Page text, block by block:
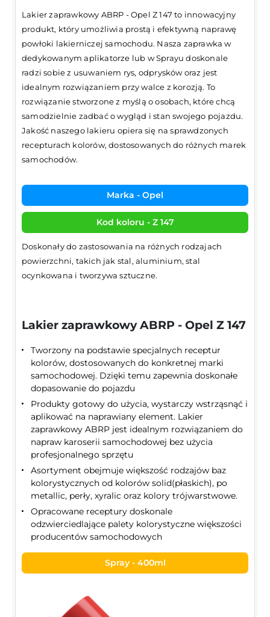
Lakier zaprawkowy ABRP - Opel Z 147 to innowacyjny
produkt, który umożliwia prostą i efektywną naprawę
powłoki lakierniczej samochodu. Nasza zaprawka w
dedykowanym aplikatorze lub w Sprayu doskonale
radzi sobie z usuwaniem rys, odprysków oraz jest
idealnym rozwiązaniem przy walce z korozją. To
rozwiązanie stworzone z myślą o osobach, które chcą
samodzielnie zadbać o wygląd i stan swojego pojazdu.
Jakość naszego lakieru opiera się na sprawdzonych
recepturach kolorów, dostosowanych do różnych marek
samochodów.
Marka - Opel
Kod koloru - Z 147
Doskonały do zastosowania na różnych rodzajach
powierzchni, takich jak stal, aluminium, stal
ocynkowana i tworzywa sztuczne.
Lakier zaprawkowy ABRP - Opel Z 147
Tworzony na podstawie specjalnych receptur
kolorów, dostosowanych do konkretnej marki
samochodowej. Dzięki temu zapewnia doskonałe
dopasowanie do pojazdu
Produkty gotowy do użycia, wystarczy wstrząsnąć i
aplikować na naprawiany element. Lakier
zaprawkowy ABRP jest idealnym rozwiązaniem do
napraw karoserii samochodowej bez użycia
profesjonalnego sprzętu
Asortyment obejmuje większość rodzajów baz
kolorystycznych od kolorów solid(płaskich), po
metallic, perły, xyralic oraz kolory trójwarstwowe.
Opracowane receptury doskonale
odzwierciedlające palety kolorystyczne większości
producentów samochodowych
Spray - 400ml